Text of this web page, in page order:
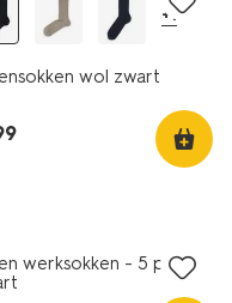
+1
wol zwart
werksokken - 5 paar